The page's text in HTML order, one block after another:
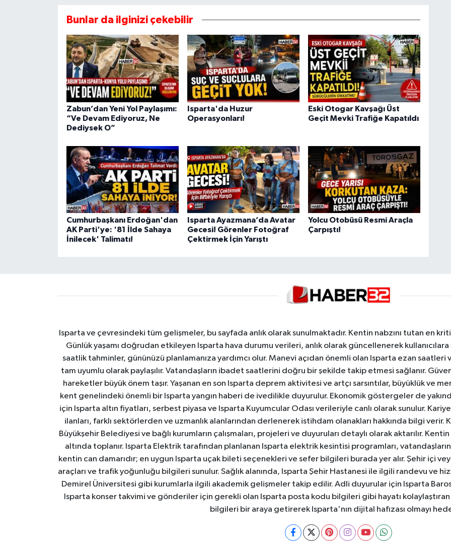
Bunlar da ilginizi çekebilir
Zabun’dan Yeni Yol Paylaşımı:
“Ve Devam Ediyoruz, Ne
Dediysek O”
Isparta'da Huzur
Operasyonları!
Eski Otogar Kavşağı Üst
Geçit Mevki Trafiğe Kapatıldı
Cumhurbaşkanı Erdoğan'dan
AK Parti'ye: '81 İlde Sahaya
İnilecek' Talimatı!
Isparta Ayazmana’da Avatar
Gecesi! Görenler Fotoğraf
Çektirmek İçin Yarıştı
Yolcu Otobüsü Resmi Araçla
Çarpıştı!
Isparta ve çevresindeki tüm gelişmeler, bu sayfada anlık olarak sunulmaktadır. Kentin nabzını tutan en
Günlük yaşamı doğrudan etkileyen Isparta hava durumu verileri, anlık olarak güncellenerek
saatlik tahminler, gününüzü planlamanıza yardımcı olur. Manevi açıdan önemli olan Isparta ezan
tam uyumlu olarak paylaşılır. Vatandaşların ibadet saatlerini doğru bir şekilde takip etmesi sağlanır.
hareketler büyük önem taşır. Yaşanan en son Isparta deprem aktivitesi ve artçı sarsıntılar, büyüklük ve
kent genelindeki önemli bir Isparta yangın haberi de ivedilikle duyurulur. Ekonomik göstergeler de
için Isparta altın fiyatları, serbest piyasa ve Isparta Kuyumcular Odası verileriyle canlı olarak sunulur.
ilanları, farklı sektörlerden ve uzmanlık alanlarından derlenerek istihdam olanakları hakkında bilgi verir.
Büyükşehir Belediyesi ve bağlı kurumların çalışmaları, projeleri ve duyuruları detaylı olarak aktarılır.
altında toplanır. Isparta Elektrik tarafından planlanan Isparta elektrik kesintisi programları,
kentin can damarıdır; en uygun Isparta uçak bileti seçenekleri ve sefer bilgileri burada yer alır. Şehir içi
araçları ve trafik yoğunluğu bilgileri sunulur. Sağlık alanında, Isparta Şehir Hastanesi ile ilgili randevu ve
Demirel Üniversitesi gibi kurumlarla ilgili akademik gelişmeler takip edilir. Adli duyurular için Isparta
Isparta konser takvimi ve gönderiler için gerekli olan Isparta posta kodu bilgileri gibi hayatı
bilgileri bir araya getirerek Isparta'nın dijital hafızası olmayı